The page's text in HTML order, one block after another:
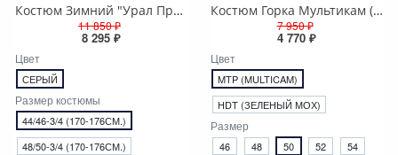
Костюм Зимний "Урал Премиум" флис + синтепон
11 850 ₽
8 295 ₽
Цвет
СЕРЫЙ
Размер костюмы
44/46-3/4 (170-176СМ.)
48/50-3/4 (170-176СМ.)
Костюм Горка Мультикам (демисезонная) на флисе
7 950 ₽
4 770 ₽
Цвет
MTP (MULTICAM)
HDT (ЗЕЛЕНЫЙ МОХ)
Размер
46 48 50 52
54